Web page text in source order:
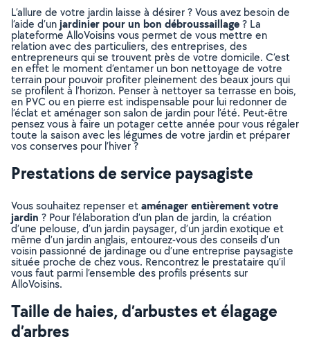
L’allure de votre jardin laisse à désirer ? Vous avez besoin de
l’aide d’unjardinier pour un bon débroussaillage? La
plateforme AlloVoisins vous permet de vous mettre en
relation avec des particuliers, des entreprises, des
entrepreneurs qui se trouvent près de votre domicile. C’est
en effet le moment d’entamer un bon nettoyage de votre
terrain pour pouvoir profiter pleinement des beaux jours qui
se profilent à l’horizon. Penser à nettoyer sa terrasse en bois,
en PVC ou en pierre est indispensable pour lui redonner de
l’éclat et aménager son salon de jardin pour l’été. Peut-être
pensez vous à faire un potager cette année pour vous régaler
toute la saison avec les légumes de votre jardin et préparer
vos conserves pour l’hiver ?
Prestations de service paysagiste
Vous souhaitez repenser etaménager entièrement votre
jardin ? Pour l’élaboration d’un plan de jardin, la création
d’une pelouse, d’un jardin paysager, d’un jardin exotique et
même d’un jardin anglais, entourez-vous des conseils d’un
voisin passionné de jardinage ou d’une entreprise paysagiste
située proche de chez vous. Rencontrez le prestataire qu’il
vous faut parmi l’ensemble des profils présents sur
AlloVoisins.
Taille de haies, d’arbustes et élagage
d’arbres